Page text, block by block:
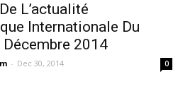
L’actualité
Internationale Du
2014
- Dec 30, 2014 0